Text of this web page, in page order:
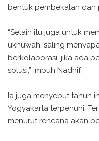
bentuk pembekalan dan
“Selain itu juga untuk
ukhuwah, saling
berkolaborasi, jika ada
solusi,” imbuh Nadhif.
Ia juga menyebut tahun
Yogyakarta terpenuhi.
menurut rencana akan